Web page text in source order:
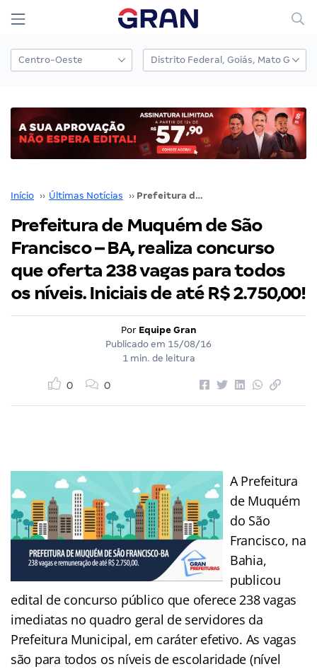
Início ›› Últimas Notícias ›› Prefeitura de Muquém de São Francisco – BA, realiza concurso que oferta 238 vagas para todos os níveis. Iniciais de até R$ 2.750,00!
Prefeitura de Muquém de São
Francisco – BA, realiza concurso
que oferta 238 vagas para todos
os níveis. Iniciais de até R$ 2.750,00!
Por Equipe Gran
Publicado em 15/08/16
1 min. de leitura
0 0
A Prefeitura
de Muquém
do São
Francisco, na
Bahia,
publicou
edital de concurso público que oferece 238 vagas
imediatas no quadro geral de servidores da
Prefeitura Municipal, em caráter efetivo. As vagas
são para todos os níveis de escolaridade (nível